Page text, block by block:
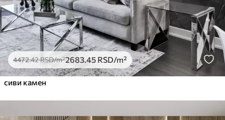
4472.42RSD/m²2683 .45 RSD/m²
сиви камен